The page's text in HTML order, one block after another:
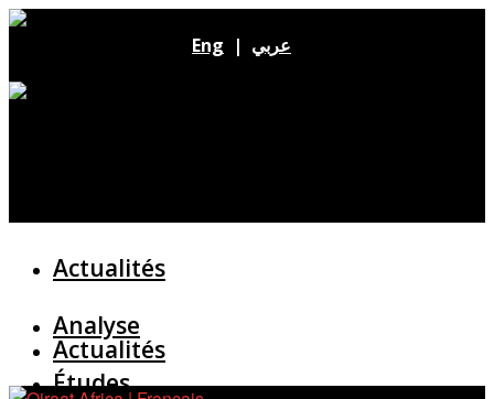
Eng | عربي
Actualités
Analyse
Études
Actualités